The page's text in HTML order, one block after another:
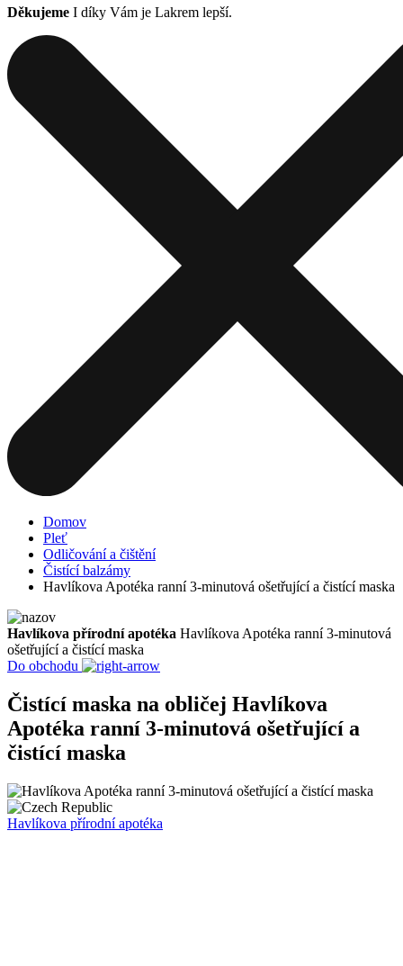
Děkujeme I díky Vám je Lakrem lepší.
Domov
Pleť
Odličování a čištění
Čistící balzámy
Havlíkova Apotéka ranní 3-minutová ošetřující a čistící maska
Havlíkova přírodní apotéka Havlíkova Apotéka ranní 3-minutová
ošetřující a čistící maska
Do obchodu
Čistící maska na obličej Havlíkova
Apotéka ranní 3-minutová ošetřující a
čistící maska
Havlíkova přírodní apotéka